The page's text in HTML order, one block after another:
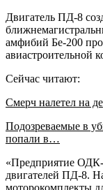
Двигатель ПД-8
амфибий Бе-200
авиастроительной
Сейчас читают:
Смерч налетел на
Подозреваемые в
попали в…
«Предприятие ОДК-
двигателей ПД-8.
моторокомплекты